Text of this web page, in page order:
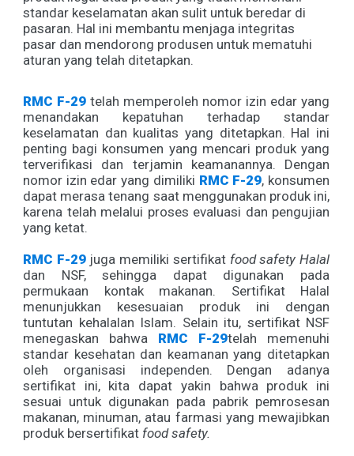
standar keselamatan akan sulit untuk beredar di
pasaran. Hal ini membantu menjaga integritas
pasar dan mendorong produsen untuk mematuhi
aturan yang telah ditetapkan.
RMC F-29 telah memperoleh nomor izin edar yang
menandakan kepatuhan terhadap standar
keselamatan dan kualitas yang ditetapkan. Hal ini
penting bagi konsumen yang mencari produk yang
terverifikasi dan terjamin keamanannya. Dengan
nomor izin edar yang dimiliki RMC F-29, konsumen
dapat merasa tenang saat menggunakan produk ini,
karena telah melalui proses evaluasi dan pengujian
yang ketat.
RMC F-29juga memiliki sertifikat foodsafety Halal
dan NSF, sehingga dapat digunakan pada
permukaan kontak makanan. Sertifikat Halal
menunjukkan kesesuaian produk ini dengan
tuntutan kehalalan Islam. Selain itu, sertifikat NSF
menegaskan bahwa RMC F-29telah memenuhi
standar kesehatan dan keamanan yang ditetapkan
oleh organisasi independen. Dengan adanya
sertifikat ini, kita dapat yakin bahwa produk ini
sesuai untuk digunakan pada pabrik pemrosesan
makanan, minuman, atau farmasi yang mewajibkan
produk bersertifikat food safety.